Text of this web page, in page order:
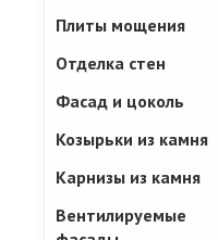
Плиты мощения
Отделка стен
Фасад и цоколь
Козырьки из камня
Карнизы из камня
Вентилируемые